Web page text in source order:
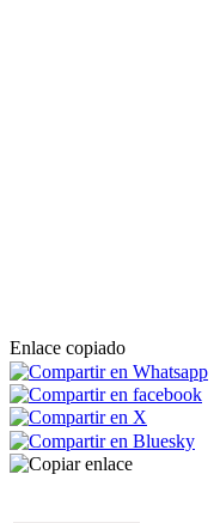
Enlace copiado